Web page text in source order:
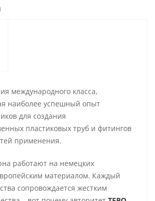
международного класса,
наиболее успешный опыт
для создания
пластиковых труб и фитингов
применения.
работают на немецких
материалом. Каждый
сопровождается жестким